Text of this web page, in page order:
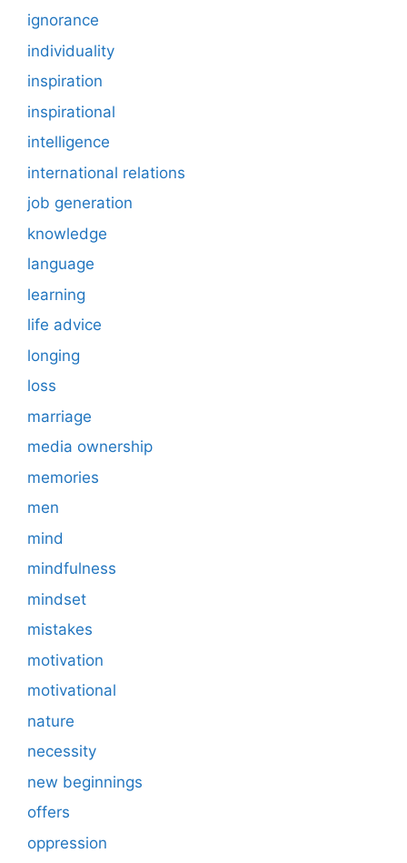
ignorance
individuality
inspiration
inspirational
intelligence
international relations
job generation
knowledge
language
learning
life advice
longing
loss
marriage
media ownership
memories
men
mind
mindfulness
mindset
mistakes
motivation
motivational
nature
necessity
new beginnings
offers
oppression